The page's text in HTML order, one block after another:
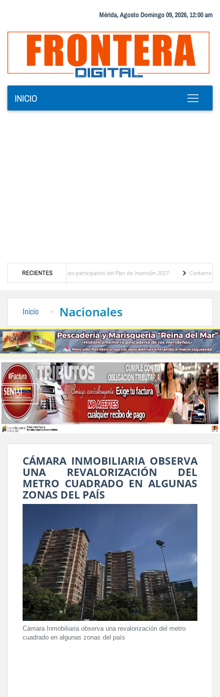
Mérida, Agosto Domingo 09, 2026, 12:00 am
INICIO
RECIENTES
del presupuesto participativo del Plan de Inversión 2027
Contaminación y
Inicio Nacionales
CÁMARA INMOBILIARIA OBSERVA
UNA REVALORIZACIÓN DEL
METRO CUADRADO EN ALGUNAS
ZONAS DEL PAÍS
Cámara Inmobiliaria observa una revalorización del metro
cuadrado en algunas zonas del país